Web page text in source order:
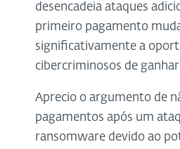
desencadeia ataques
primeiro pagamento
significativamente a
cibercriminosos de
Aprecio o argumento de
pagamentos após um
ransomware devido ao